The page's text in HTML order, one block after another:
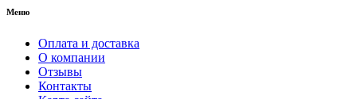
Меню
Оплата и доставка
О компании
Отзывы
Контакты